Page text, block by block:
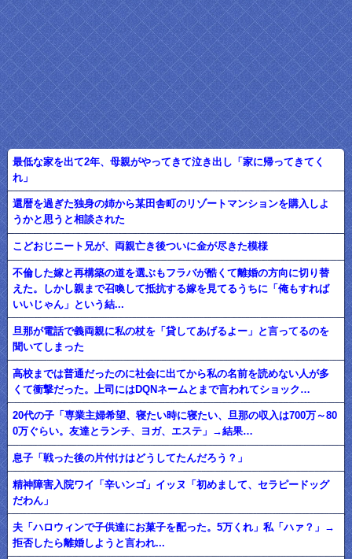
最低な家を出て2年、母親がやってきて泣き出し「家に帰ってきてく
れ」
還暦を過ぎた独身の姉から某田舎町のリゾートマンションを購入しよ
うかと思うと相談された
こどおじニート兄が、両親亡き後ついに金が尽きた模様
不倫した嫁と再構築の道を選ぶもフラバが酷くて離婚の方向に切り替
えた。しかし親まで召喚して抵抗する嫁を見てるうちに「俺もすれば
いいじゃん」という結...
旦那が電話で義両親に私の杖を「貸してあげるよー」と言ってるのを
聞いてしまった
高校までは普通だったのに社会に出てから私の名前を読めない人が多
くて衝撃だった。上司にはDQNネームとまで言われてショック…
20代の子「専業主婦希望、寝たい時に寝たい、旦那の収入は700万～80
0万ぐらい。友達とランチ、ヨガ、エステ」→結果…
息子「戦った後の片付けはどうしてたんだろう？」
精神障害入院ワイ「辛いンゴ」イッヌ「初めまして、セラピードッグ
だわん」
夫「ハロウィンで子供達にお菓子を配った。5万くれ」私「ハァ？」→
拒否したら離婚しようと言われ...